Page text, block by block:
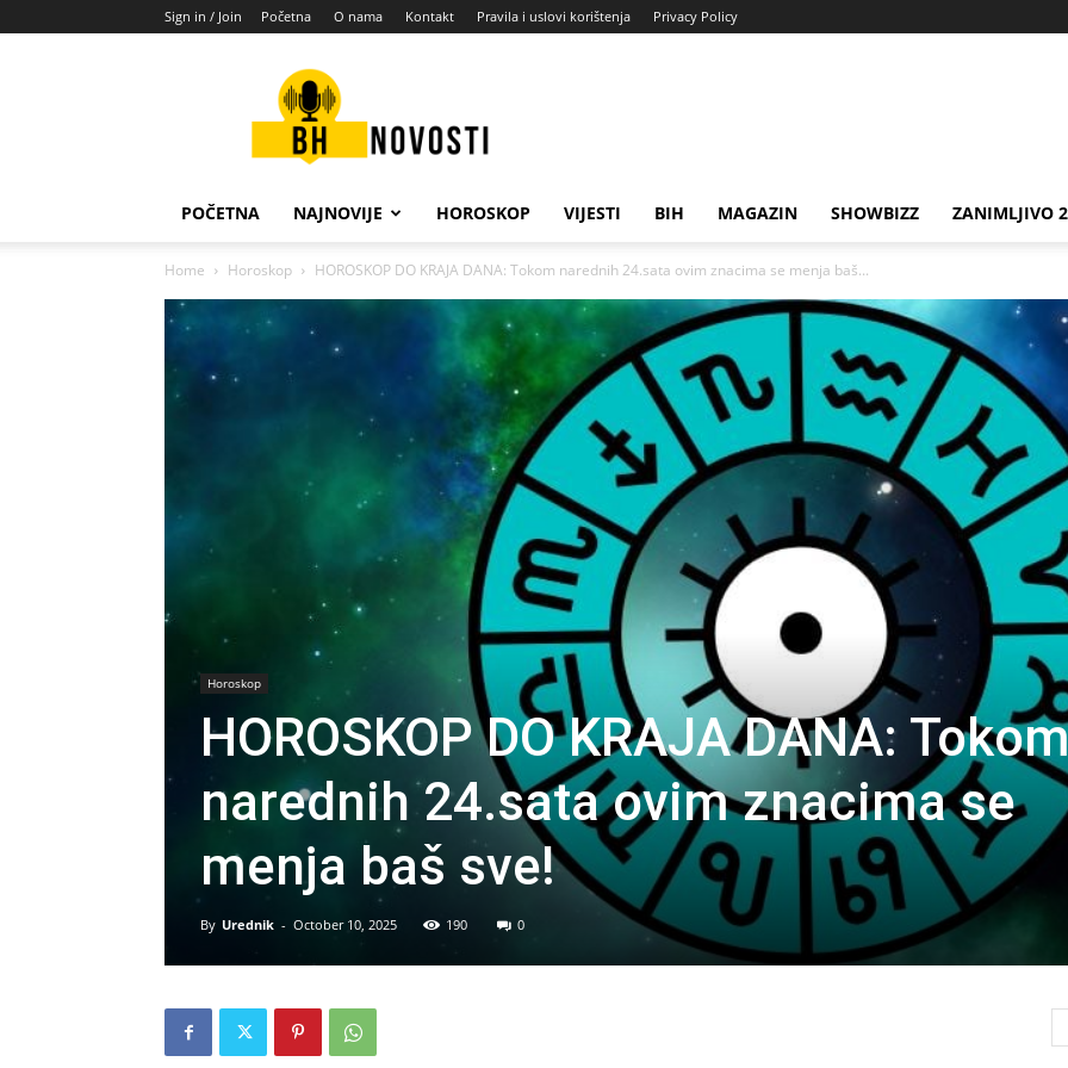
Sign in / Join Početna O nama Kontakt Pravila i uslovi korištenja Privacy Policy
POČETNA NAJNOVIJE HOROSKOP VIJESTI BIH MAGAZIN SHOWBIZZ ZANIMLJIVO
Home Horoskop HOROSKOP DO KRAJA DANA: Tokom narednih 24.sata ovim znacima se menja baš...
Horoskop
HOROSKOP DO KRAJA DANA:
narednih 24.sata ovim znacima se
menja baš sve!
By Urednik - October 10, 2025 190 0